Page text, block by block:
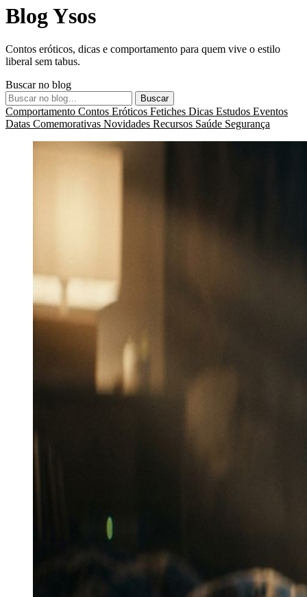
Blog Ysos
Contos eróticos, dicas e comportamento para quem vive o estilo
liberal sem tabus.
Buscar no blog
Buscar
Comportamento Contos Eróticos Fetiches Dicas Estudos Eventos
Datas Comemorativas Novidades Recursos Saúde Segurança